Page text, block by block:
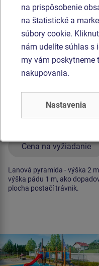
Produkt - PY-620K-10
Lanová pyramída
PY620K (v.p. 1 m, so
mi napínacími
zámkami)
Cena na vyžiadanie
Lanová pyramida - výška 2
výška pádu 1 m, ako
plocha postačí trávnik.
na prispôsobenie
na štatistické a
súbory cookie.
nám udelíte súhlas s
my vám poskytneme
nakupovania.
Nastavenia